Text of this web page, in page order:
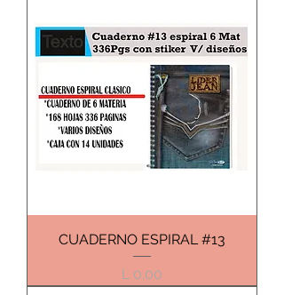
CUADERNO ESPIRAL #13
Precio
L 0.00